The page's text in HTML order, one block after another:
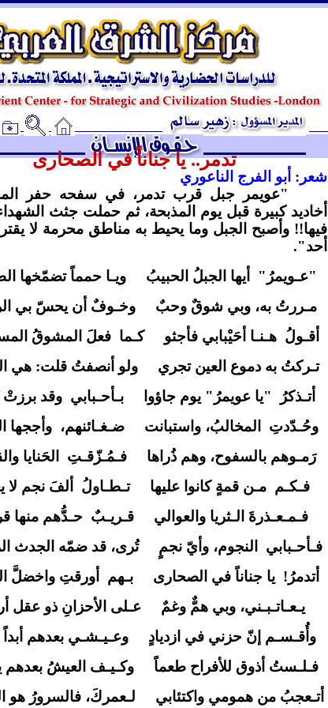
ـ
تدمر.. يا جناناً في الصحارى
شعر: أبو الفرج الناعوري
"عويمر جبل قرب تدمر، في سفحه حفر
أخاديد كبيرة قبل يوم المذبحة، ثم حملت جثث
فيها!! وأصبح الجبل وما يحيط به مناطق محرمة لا
أحد".
"عـويمرُ"
أيها الجبلُ الحبيبُ
ويـا حمماً تضمّخها
مـررتُ به، وبي شوقٌ وحبٌ
وخـوفٌ أن يحسّ بي
أقـولُ هـنـا أحَيْبابي فأجثو كـما فعلَ المشوقُ
تـركتُ به دموع العين تجري
ولو أنصفتُ قلت: هي
أتـذكرُ
"يا عويمرُ" يوم جاؤوا بـأحـبابي وقد برزتْ
وحُـدّدتِ
المخالبُ، واستبانت ضـغـائنهم، وأججها
رَمـوهم بالسفوح، وهم ذُراها
فـمُـزّقـتِ
الحَنايا
فـكـم مـن قمةٍ كانوا عليها تـطـاولُ
ألفَ نجم لا
فـمـعـذرةَ الـثريا والعوالي
قـريـبٌ حـدُّهم منها
فـأحـبابي
النجوم، وأيّ نجمٍ
تُرى، قد ضمّه الجدث
أتدمرُ! يا جناناً في الصحارى بـهم
أورقتِ واخضلَّ
يـعـاتـبـني، وبي همٌّ وغمٌ
عـلى الأحزانِ ذو عقل
وأُقـسـم إنّ حزني في ازديادٍ
وعـيـشـي بعدهم
فـلـستُ أذوق للأفراح طعماً
وكـيـف العيشُ
أتـعجبُ من همومي واكتئابي
لـعمركَ، فالسرورُ هو